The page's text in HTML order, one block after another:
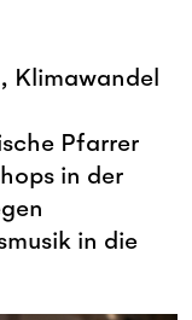
Klimawandel
Pfarrer
in der
in die